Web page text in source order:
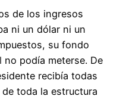
de los ingresos
ni un dólar ni un
su fondo
no podía meterse. De
recibía todas
toda la estructura